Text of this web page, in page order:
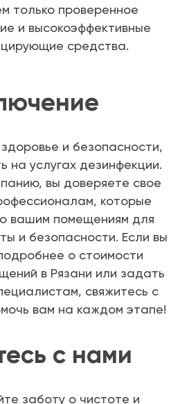
только проверенное
и высокоэффективные
средства.
и безопасности,
на услугах дезинфекции.
вы доверяете свое
которые
вашим помещениям для
и безопасности. Если вы
о стоимости
в Рязани или задать
свяжитесь с
вам на каждом этапе!
с нами
заботу о чистоте и